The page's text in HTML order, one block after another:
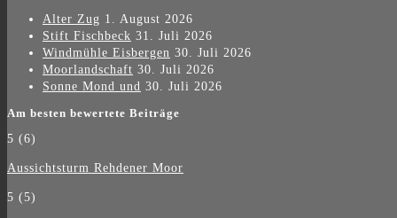
Alter Zug 1. August 2026
Stift Fischbeck 31. Juli 2026
Windmühle Eisbergen 30. Juli 2026
Moorlandschaft 30. Juli 2026
Sonne Mond und 30. Juli 2026
Am besten bewertete Beiträge
5 (6)
Aussichtsturm Rehdener Moor
5 (5)